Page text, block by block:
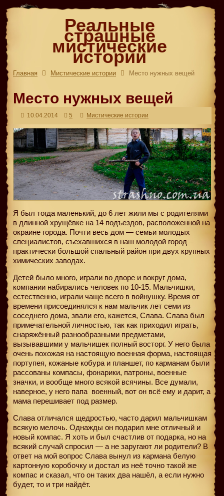
Реальные
страшные
мистические
истории
Главная Мистические истории Место нужных вещей
Место нужных вещей
10.04.2014 5 Мистические истории
Я был тогда маленький, до 6 лет жили мы с родителями
в длинной хрущёвке на 14 подъездов, расположенной на
окраине города. Почти весь дом — семьи молодых
специалистов, съехавшихся в наш молодой город –
практически большой спальный район при двух крупных
химических заводах.
Детей было много, играли во дворе и вокруг дома,
компании набирались человек по 10-15. Мальчишки,
естественно, играли чаще всего в войнушку. Время от
времени присоединялся к нам мальчик лет семи из
соседнего дома, звали его, кажется, Слава. Слава был
примечательной личностью, так как приходил играть,
снаряжённый разнообразными предметами,
вызывавшими у мальчишек полный восторг. У него была
очень похожая на настоящую военная форма, настоящая
портупея, кожаные кобура и планшет, по карманам были
рассованы компасы, фонарики, патроны, военные
значки, и вообще много всякой всячины. Все думали,
наверное, у него папа военный, вот он всё ему и дарит, а
мама перешивает под размер.
Слава отличался щедростью, часто дарил мальчишкам
всякую мелочь. Однажды он подарил мне отличный и
новый компас. Я хоть и был счастлив от подарка, но на
всякий случай спросил — а не заругают ли родители? В
ответ на мой вопрос Слава вынул из кармана белую
картонную коробочку и достал из неё точно такой же
компас и сказал, что он таких два нашёл, а если нужно
будет, то и три найдёт.